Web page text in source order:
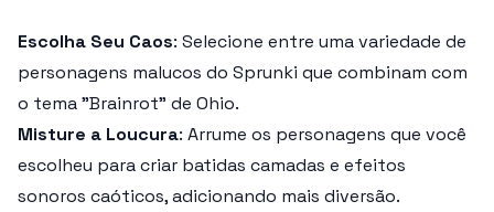
Escolha Seu Caos: Selecione entre uma variedade de
personagens malucos do Sprunki que combinam com
o tema "Brainrot" de Ohio.
Misture a Loucura: Arrume os personagens que você
escolheu para criar batidas camadas e efeitos
sonoros caóticos, adicionando mais diversão.